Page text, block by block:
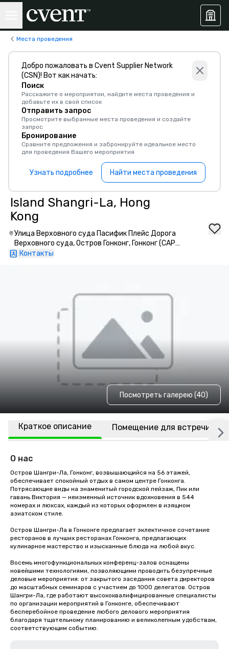
Места проведения
Добро пожаловать в Cvent Supplier Network
(CSN)! Вот как начать:
Поиск
Расскажите о мероприятии, найдите места проведения и
добавьте их в свой список
Отправить запрос
Просмотрите выбранные места проведения и создайте
запрос
Бронирование
Сравните предложения и забронируйте идеальное место
для проведения Вашего мероприятия
Узнать подробнее Найти места проведения
Island Shangri-La, Hong
Kong
Улица Верховного суда Пасифик Плейс Дорога
Верховного суда, Остров Гонконг, Гонконг (САР
Китая)
Контакты
Посмотреть галерею (40)
Краткое описание Помещение для встречи
О нас
Остров Шангри-Ла, Гонконг, возвышающийся на 56 этажей,
обеспечивает спокойный отдых в самом центре Гонконга.
Потрясающие виды на знаменитый городской пейзаж, Пик или
гавань Виктория — неизменный источник вдохновения в 544
номерах и люксах, каждый из которых оформлен в изящном
азиатском стиле.
Остров Шангри-Ла в Гонконге предлагает эклектичное сочетание
ресторанов в лучших ресторанах Гонконга, предлагающих
кулинарное мастерство и изысканные блюда на любой вкус.
Восемь многофункциональных конференц-залов оснащены
новейшими технологиями, позволяющими проводить безупречные
деловые мероприятия: от закрытого заседания совета директоров
до масштабных семинаров с участием до 1000 делегатов. Остров
Шангри-Ла, где работают высококвалифицированные специалисты
по организации мероприятий в Гонконге, обеспечивают
бесперебойное проведение любого делового мероприятия
благодаря тщательному планированию и великолепным удобствам,
соответствующим событию.